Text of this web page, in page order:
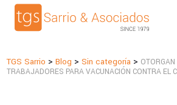
TGS Sarrio >Blog >Sin categoría >
TRABAJADORES PARA VACUNACIÓN CONTRA EL